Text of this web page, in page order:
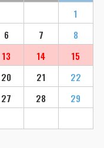
1
6 7
8
13 14
15
20 21
22
27 28
29